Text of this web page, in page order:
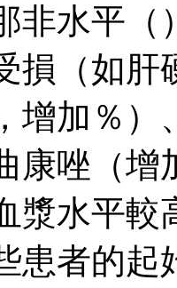
非水平（
損（如
增加％
康唑（
漿水平
患者的起